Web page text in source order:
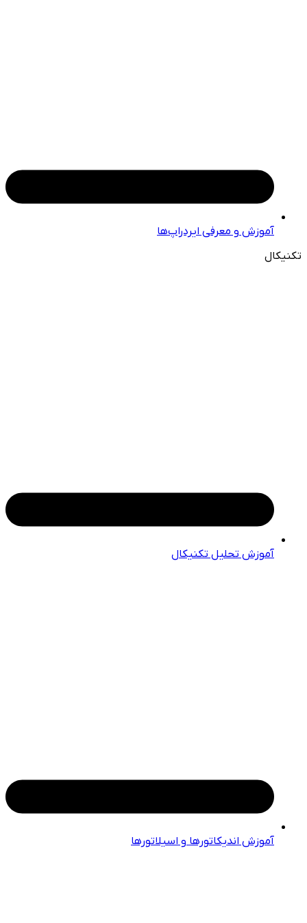
آموزش و معرفی ایردراپ‌ها
تکنیکال
آموزش تحلیل تکنیکال
آموزش اندیکاتورها و اسیلاتورها